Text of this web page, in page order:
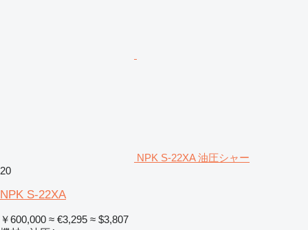
NPK S-22XA 油圧シャー
20
NPK S-22XA
￥600,000 ≈ €3,295 ≈ $3,807